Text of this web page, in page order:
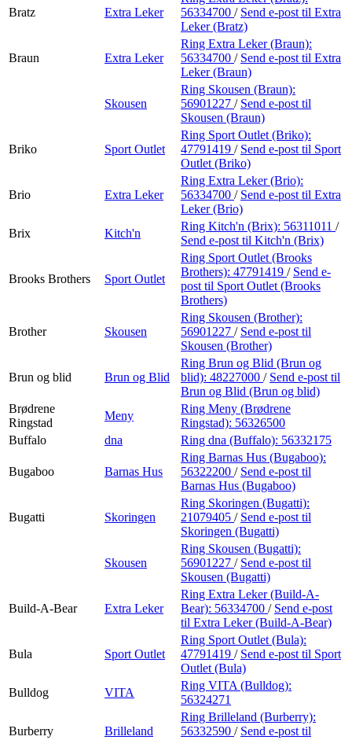
Bratz Extra Leker
56334700 / Send e-post til Extra
Leker (Bratz)
Braun Extra Leker
Ring Extra Leker (Braun):
56334700 / Send e-post til Extra
Leker (Braun)
Skousen
Ring Skousen (Braun):
56901227 / Send e-post til
Skousen (Braun)
Briko Sport Outlet
Ring Sport Outlet (Briko):
47791419 / Send e-post til Sport
Outlet (Briko)
Brio Extra Leker
Ring Extra Leker (Brio):
56334700 / Send e-post til Extra
Leker (Brio)
Brix
Kitch'n
Ring Kitch'n (Brix): 56311011 /
Send e-post til Kitch'n (Brix)
Brooks Brothers Sport Outlet
Ring Sport Outlet (Brooks
Brothers): 47791419 / Send e-
post til Sport Outlet (Brooks
Brothers)
Brother Skousen
Ring Skousen (Brother):
56901227 / Send e-post til
Skousen (Brother)
Brun og blid Brun og Blid
Ring Brun og Blid (Brun og
blid): 48227000 / Send e-post til
Brun og Blid (Brun og blid)
Brødrene
Ringstad
Meny
Ring Meny (Brødrene
Ringstad): 56326500
Buffalo
dna Ring dna (Buffalo): 56332175
Bugaboo Barnas Hus
Ring Barnas Hus (Bugaboo):
56322200 / Send e-post til
Barnas Hus (Bugaboo)
Bugatti Skoringen
Ring Skoringen (Bugatti):
21079405 / Send e-post til
Skoringen (Bugatti)
Skousen
Ring Skousen (Bugatti):
56901227 / Send e-post til
Skousen (Bugatti)
Build-A-Bear Extra Leker
Ring Extra Leker (Build-A-
Bear): 56334700 / Send e-post
til Extra Leker (Build-A-Bear)
Bula Sport Outlet
Ring Sport Outlet (Bula):
47791419 / Send e-post til Sport
Outlet (Bula)
Bulldog
VITA
Ring VITA (Bulldog):
56324271
Burberry Brilleland
Ring Brilleland (Burberry):
56332590 / Send e-post til